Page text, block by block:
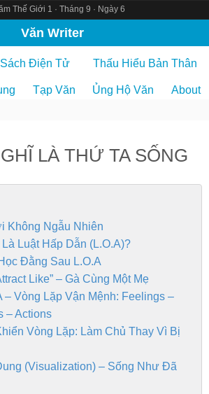
Thế Giới 1 · Tháng 9 · Ngày 6
Văn Writer
Sách Điện Tử Thấu Hiểu Bản Thân
Tạp Văn Ủng Hộ Văn About
LÀ THỨ TA SỐNG
Không Ngẫu Nhiên
Luật Hấp Dẫn (L.O.A)?
Đằng Sau L.O.A
Like” – Gà Cùng Một Mẹ
– Vòng Lặp Vận Mệnh: Feelings –
– Actions
Vòng Lặp: Làm Chủ Thay Vì Bị
(Visualization) – Sống Như Đã